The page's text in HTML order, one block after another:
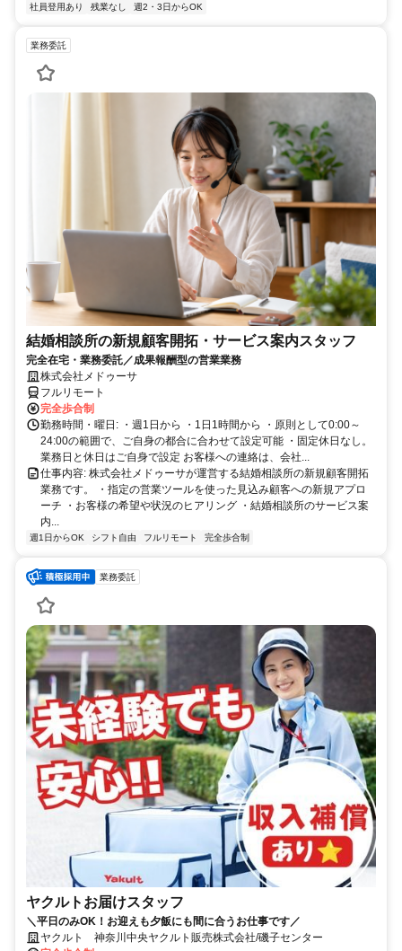
社員登用あり 残業なし 週2・3日からOK
業務委託
結婚相談所の新規顧客開拓・サービス案内スタッフ
完全在宅・業務委託／成果報酬型の営業業務
株式会社メドゥーサ
フルリモート
完全歩合制
勤務時間・曜日: ・週1日から ・1日1時間から ・原則として0:00～
24:00の範囲で、ご自身の都合に合わせて設定可能 ・固定休日なし。
業務日と休日はご自身で設定 お客様への連絡は、会社...
仕事内容: 株式会社メドゥーサが運営する結婚相談所の新規顧客開拓
業務です。 ・指定の営業ツールを使った見込み顧客への新規アプロ
ーチ ・お客様の希望や状況のヒアリング ・結婚相談所のサービス案
内...
週1日からOK シフト自由 フルリモート 完全歩合制
業務委託
ヤクルトお届けスタッフ
＼平日のみOK！お迎えも夕飯にも間に合うお仕事です／
ヤクルト 神奈川中央ヤクルト販売株式会社/磯子センター